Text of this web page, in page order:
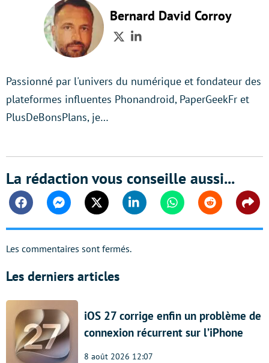
Bernard David Corroy
TwitterLinkedIn
Passionné par l'univers du numérique et fondateur des
plateformes influentes Phonandroid, PaperGeekFr et
PlusDeBonsPlans, je…
La rédaction vous conseille aussi...
FacebookMessengerTwitter Linkedin WhatsappReddit
Les commentaires sont fermés.
Les derniers articles
iOS 27 corrige enfin un problème de
connexion récurrent sur l’iPhone
8 août 2026 12:07